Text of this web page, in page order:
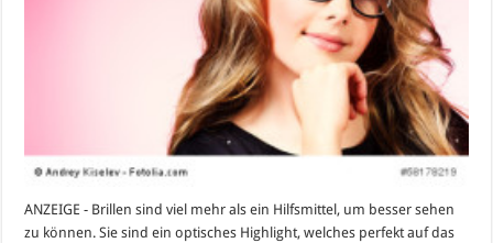
ANZEIGE - Brillen sind viel mehr als ein Hilfsmittel, um besser sehen
zu können. Sie sind ein optisches Highlight, welches perfekt auf das